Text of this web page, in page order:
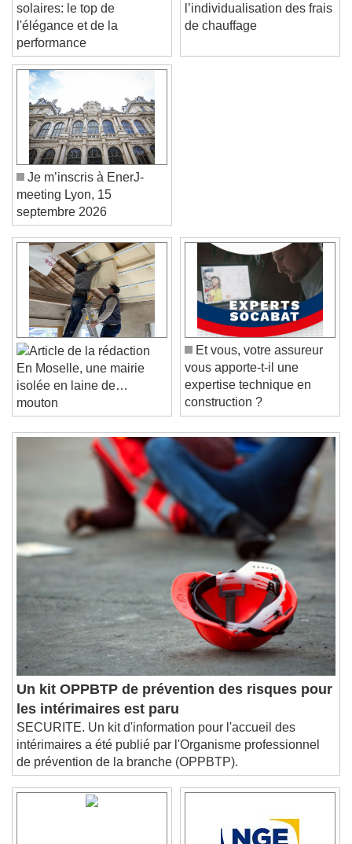
Video Player is loading.
Play Video
Play
Skip Backward
Skip Forward
Unmute
Current Time0:00
/
Duration-:-
Stream TypeLIVE
Seek to live, currently behind liveLIVE
Remaining Time-0:00
Playback Rate
Chapters
Chapters
, selected
Subtitles
subtitles settings , opens subtitles
settings dialog
subtitles off, selected
Audio Track
Picture-in-Picture
Fullscreen
This is a modal window.
Beginning of dialog window. Escape will cancel
and close the window.
Text
solaires: le top de
l'élégance et de la
performance
l’individualisation des frais
de chauffage
Je m’inscris à EnerJ-
meeting Lyon, 15
septembre 2026
En Moselle, une mairie
isolée en laine de…
mouton
Et vous, votre assureur
vous apporte-t-il une
expertise technique en
construction ?
Un kit OPPBTP de prévention des risques pour
les intérimaires est paru
SECURITE. Un kit d'information pour l'accueil des
intérimaires a été publié par l'Organisme professionnel
de prévention de la branche (OPPBTP).